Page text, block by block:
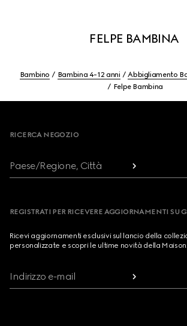
FELPE BAMBINA
Bambino Bambina 4-12 anni
Abbigliamento
Felpe Bambina
RICERCA NEGOZIO
Paese/Regione, Città
REGISTRATI PER RICEVERE AGGIORNAMENTI SU
Ricevi aggiornamenti esclusivi sul lancio della
personalizzate e scopri le ultime novità della Maison.
Indirizzo e-mail